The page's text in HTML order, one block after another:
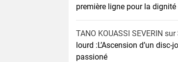
première ligne pour la
TANO KOUASSI SEVERIN sur
lourd :L’Ascension d’un disc-
passioné